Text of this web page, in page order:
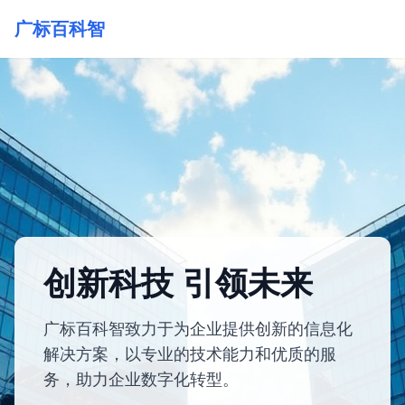
广标百科智
创新科技 引领未来
广标百科智致力于为企业提供创新的信息化
解决方案，以专业的技术能力和优质的服
务，助力企业数字化转型。